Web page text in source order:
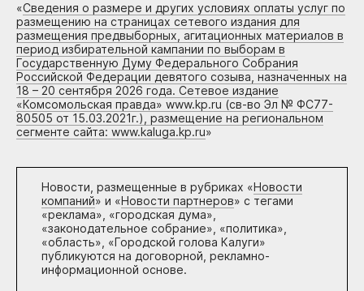
«Сведения о размере и других условиях оплаты услуг по
размещению на страницах сетевого издания для
размещения предвыборных, агитационных материалов в
период избирательной кампании по выборам в
Государственную Думу Федерального Собрания
Российской Федерации девятого созыва, назначенных на
18 – 20 сентября 2026 года. Сетевое издание
«Комсомольская правда» www.kp.ru (св-во Эл № ФС77-
80505 от 15.03.2021г.), размещение на региональном
сегменте сайта: www.kaluga.kp.ru»
Новости, размещенные в рубриках «Новости
компаний» и «Новости партнеров» с тегами
«реклама», «городская дума»,
«законодательное собрание», «политика»,
«область», «Городской голова Калуги»
публикуются на договорной, рекламно-
информационной основе.